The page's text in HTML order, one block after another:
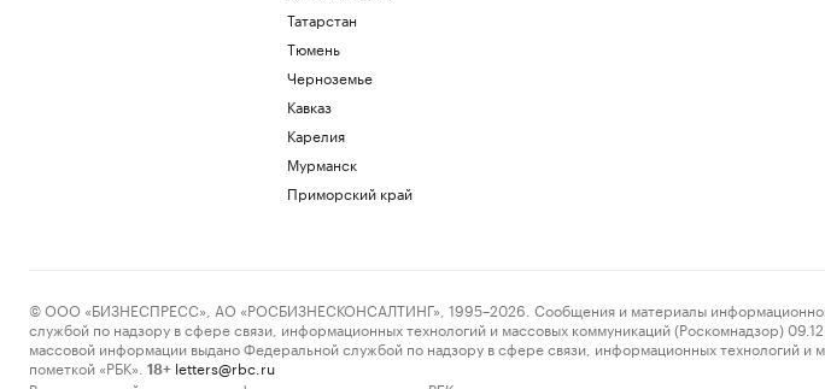
Татарстан
Тюмень
Черноземье
Кавказ
Карелия
Мурманск
Приморский край
© ООО «БИЗНЕСПРЕСС», АО «РОСБИЗНЕСКОНСАЛТИНГ», 1995–2026. Сообщения и материалы информационного
службой по надзору в сфере связи, информационных технологий и массовых коммуникаций (Роскомнадзор)
массовой информации выдано Федеральной службой по надзору в сфере связи, информационных
пометкой «РБК».
18+ letters@rbc.ru